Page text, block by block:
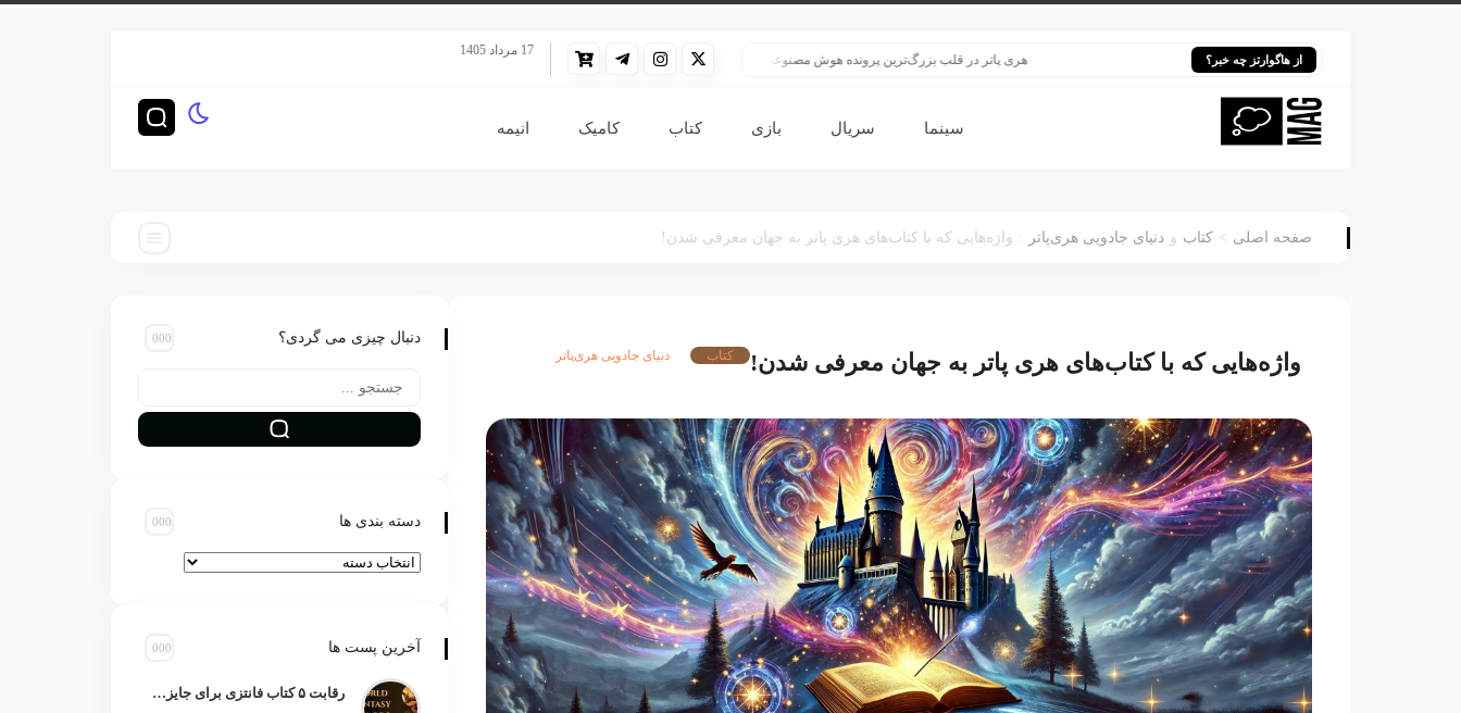
از هاگوارتز چه خبر؟ هری پاتر در قلب بزرگ‌ترین پرونده هوش مصنوعی
17 مرداد 1405
سینما سریال بازی کتاب کامیک انیمه
صفحه اصلی > کتاب و دنیای جادویی هری‌پاتر : واژه‌هایی که با کتاب‌های هری پاتر به جهان معرفی شدن!
واژه‌هایی که با کتاب‌های هری پاتر به جهان معرفی شدن! کتاب دنیای جادویی هری‌پاتر
دنبال چیزی می گردی؟
دسته بندی ها
آخرین پست ها
رقابت ۵ کتاب فانتزی برای جایزه جهانی ۲۰۲۶